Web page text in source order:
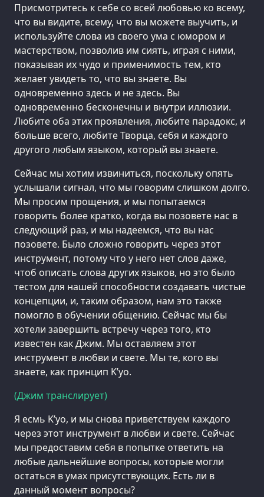
Присмотритесь к себе со всей любовью ко всему,
что вы видите, всему, что вы можете выучить, и
используйте слова из своего ума с юмором и
мастерством, позволив им сиять, играя с ними,
показывая их чудо и применимость тем, кто
желает увидеть то, что вы знаете. Вы
одновременно здесь и не здесь. Вы
одновременно бесконечны и внутри иллюзии.
Любите оба этих проявления, любите парадокс, и
больше всего, любите Творца, себя и каждого
другого любым языком, который вы знаете.
Сейчас мы хотим извиниться, поскольку опять
услышали сигнал, что мы говорим слишком долго.
Мы просим прощения, и мы попытаемся
говорить более кратко, когда вы позовете нас в
следующий раз, и мы надеемся, что вы нас
позовете. Было сложно говорить через этот
инструмент, потому что у него нет слов даже,
чтоб описать слова других языков, но это было
тестом для нашей способности создавать чистые
концепции, и, таким образом, нам это также
помогло в обучении общению. Сейчас мы бы
хотели завершить встречу через того, кто
известен как Джим. Мы оставляем этот
инструмент в любви и свете. Мы те, кого вы
знаете, как принцип K’уо.
(Джим транслирует)
Я есмь K’уо, и мы снова приветствуем каждого
через этот инструмент в любви и свете. Сейчас
мы предоставим себя в попытке ответить на
любые дальнейшие вопросы, которые могли
остаться в умах присутствующих. Есть ли в
данный момент вопросы?